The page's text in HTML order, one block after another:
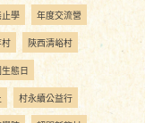
學 年度交流營
陝西清峪村
態日
村永續公益行